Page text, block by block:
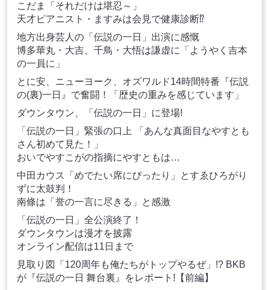
こだま「それだけは堪忍～」
天才ピアニスト・ますみは会見で健康診断⁉
地方出身芸人の「伝説の一日」出演に感慨
博多華丸・大吉、千鳥・大悟は謙虚に「ようやく吉本
の一員に」
とに安、ニューヨーク、オズワルド14時間特番『伝説
の(裏)一日』で奮闘！「歴史の重みを感じています」
ダウンタウン、「伝説の一日」に登場!
「伝説の一日」緊張の口上 「あんな真面目なやすとも
さん初めて見た！」
おいでやすこがの指摘にやすともは…
中田カウス「めでたい席にぴったり」とすゑひろがり
ずに太鼓判！
南條は「誉の一言に尽きる」と感激
「伝説の一日」全公演終了！
ダウンタウンは漫才を披露
オンライン配信は11日まで
見取り図「120周年も俺たちがトップやるぜ」!? BKB
が『伝説の一日 舞台裏』をレポート!【前編】